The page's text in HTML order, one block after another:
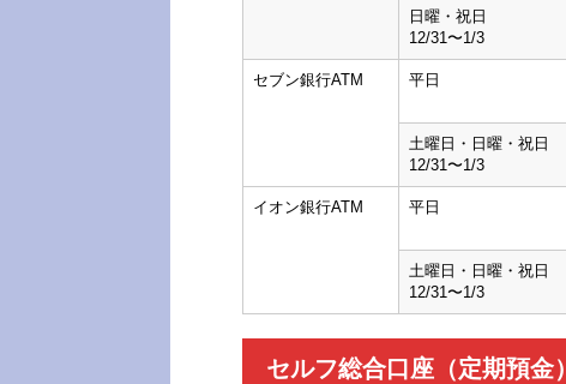
日曜・祝日
12/31〜1/3
セブン銀行ATM 平日
土曜日・日曜・祝日
12/31〜1/3
イオン銀行ATM 平日
土曜日・日曜・祝日
12/31〜1/3
セルフ総合口座（定期預金）